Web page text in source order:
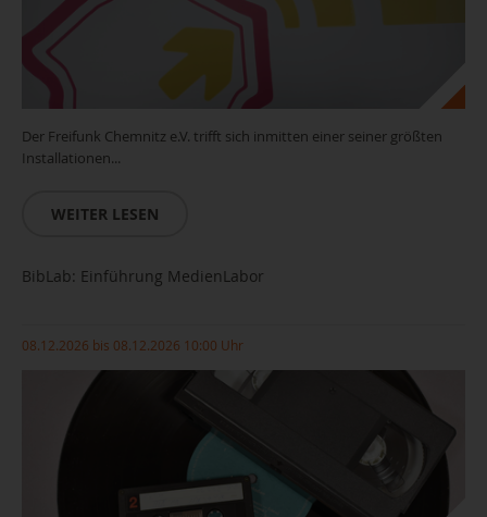
Der Freifunk Chemnitz e.V. trifft sich inmitten einer seiner größten
Installationen...
WEITER LESEN
BibLab: Einführung MedienLabor
08.12.2026 bis 08.12.2026 10:00 Uhr